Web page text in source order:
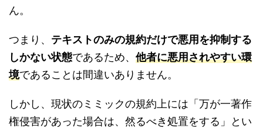
ん。
つまり、 テキストのみの規約だけで悪用を抑制する
しかない状態であるため、 他者に悪用されやすい環
境であることは間違いありません。
しかし、現状のミミックの規約上には「万が一著作
権侵害があった場合は、然るべき処置をする」とい